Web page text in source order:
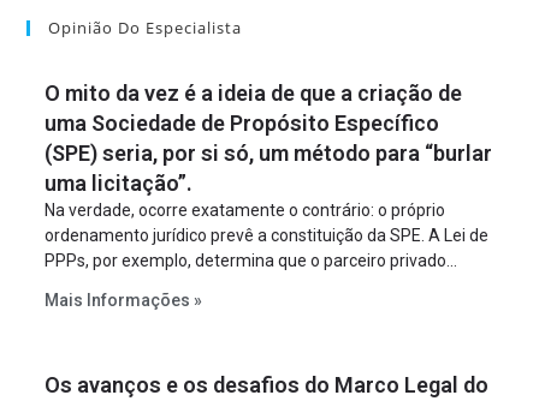
Opinião Do Especialista
O mito da vez é a ideia de que a criação de
uma Sociedade de Propósito Específico
(SPE) seria, por si só, um método para “burlar
uma licitação”.
Na verdade, ocorre exatamente o contrário: o próprio
ordenamento jurídico prevê a constituição da SPE. A Lei de
PPPs, por exemplo, determina que o parceiro privado
empreendimento. Ou seja, a suposta “fraude à licitação” é
projeto a projeto.
Mais Informações »
Os avanços e os desafios do Marco Legal do